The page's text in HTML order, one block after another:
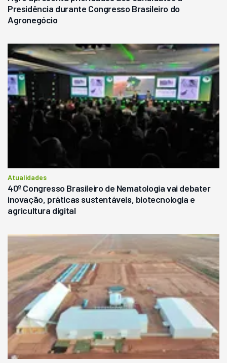
Presidência durante Congresso Brasileiro do
Agronegócio
Atualidades
40º Congresso Brasileiro de Nematologia vai debater
inovação, práticas sustentáveis, biotecnologia e
agricultura digital